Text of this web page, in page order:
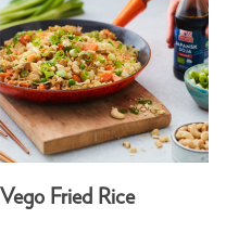
Vego Fried Rice